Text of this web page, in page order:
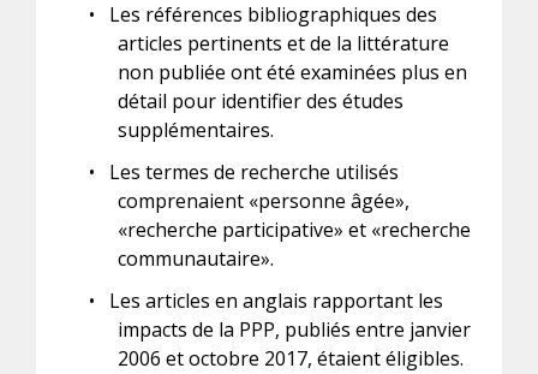
•
Les références bibliographiques des
articles pertinents et de la littérature
non publiée ont été examinées plus en
détail pour identifier des études
supplémentaires.
•
Les termes de recherche utilisés
comprenaient «personne âgée»,
«recherche participative» et «recherche
communautaire».
•
Les articles en anglais rapportant les
impacts de la PPP, publiés entre janvier
2006 et octobre 2017, étaient éligibles.